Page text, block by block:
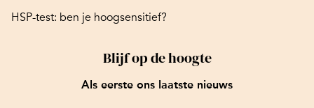
HSP-test: ben je hoogsensitief?
Blijf op de hoogte
Als eerste ons laatste nieuws